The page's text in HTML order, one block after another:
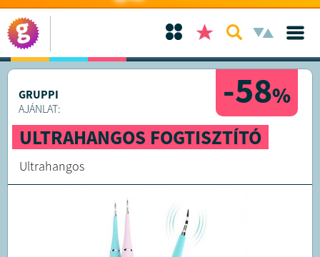
-58%
GRUPPI
AJÁNLAT:
ULTRAHANGOS FOGTISZTÍTÓ
Ultrahangos